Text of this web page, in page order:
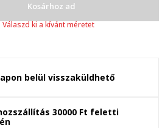
Kosárhoz ad
Válaszd ki a kívánt méretet
belül visszaküldhető
30000 Ft feletti